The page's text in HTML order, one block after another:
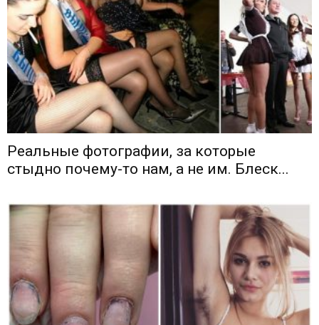
Реальные фотографии, за которые
стыдно почему-то нам, а не им. Блеск...